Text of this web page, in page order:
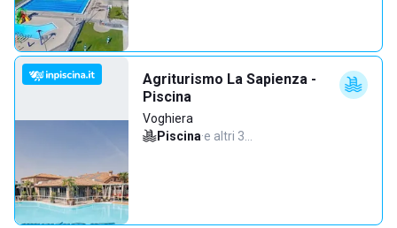
Agriturismo La Sapienza -
Piscina
Voghiera
Piscina·e altri 3…